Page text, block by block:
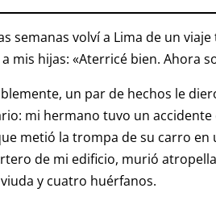
semanas volví a Lima de un
mis hijas: «Aterricé bien. Ahora
un par de hechos le
mi hermano tuvo un
metió la trompa de su carro en
de mi edificio, murió
y cuatro huérfanos.